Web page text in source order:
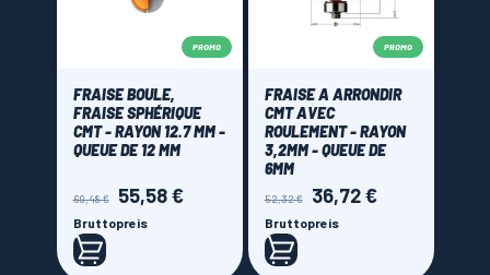
PROMO
FRAISE BOULE,
FRAISE SPHÉRIQUE
CMT - RAYON 12.7 MM -
QUEUE DE 12 MM
Verkaufspreis
69,48 € Preis
55,58 €
Bruttopreis
PROMO
FRAISE A ARRONDIR
CMT AVEC
ROULEMENT - RAYON
3,2MM - QUEUE DE
6MM
Verkaufspreis
52,32 € Preis
36,72 €
Bruttopreis